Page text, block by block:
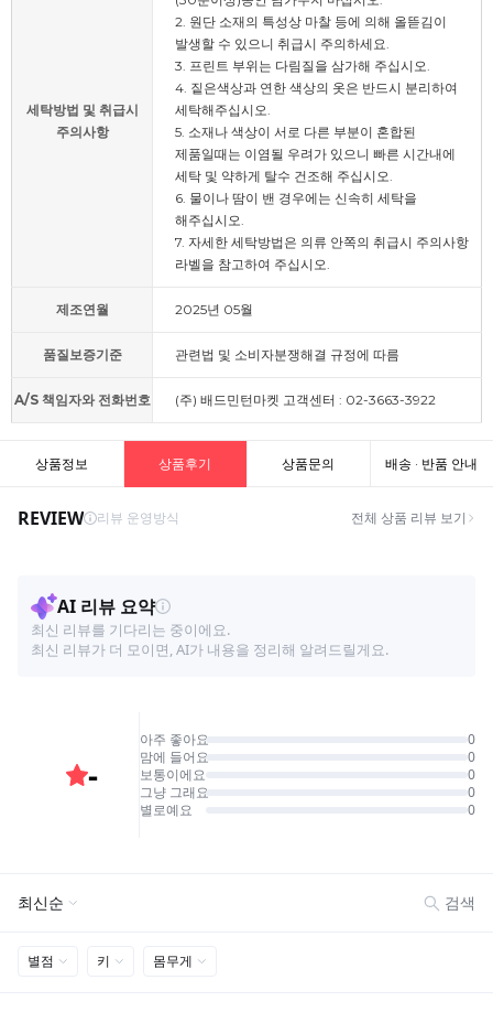
세탁방법 및 취급시
주의사항
2. 원단 소재의 특성상 마찰 등에 의해 올뜯김이
발생할 수 있으니 취급시 주의하세요.
3. 프린트 부위는 다림질을 삼가해 주십시오.
4. 짙은색상과 연한 색상의 옷은 반드시 분리하여
세탁해주십시오.
5. 소재나 색상이 서로 다른 부분이 혼합된
제품일때는 이염될 우려가 있으니 빠른 시간내에
세탁 및 약하게 탈수 건조해 주십시오.
6. 물이나 땀이 밴 경우에는 신속히 세탁을
해주십시오.
7. 자세한 세탁방법은 의류 안쪽의 취급시 주의사항
라벨을 참고하여 주십시오.
제조연월 2025년 05월
품질보증기준 관련법 및 소비자분쟁해결 규정에 따름
A/S 책임자와 전화번호 (주) 배드민턴마켓 고객센터 : 02-3663-3922
상품정보 상품후기 상품문의 배송 · 반품 안내